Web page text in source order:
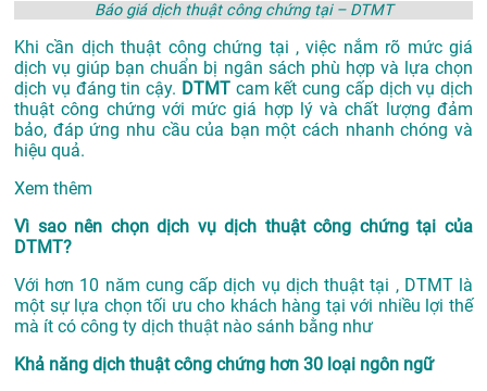
Báo giá dịch thuật công chứng tại – DTMT
Khi cần dịch thuật công chứng tại , việc nắm rõ mức giá
dịch vụ giúp bạn chuẩn bị ngân sách phù hợp và lựa chọn
dịch vụ đáng tin cậy. DTMT cam kết cung cấp dịch vụ dịch
thuật công chứng với mức giá hợp lý và chất lượng đảm
bảo, đáp ứng nhu cầu của bạn một cách nhanh chóng và
hiệu quả.
Xem thêm
Vì sao nên chọn dịch vụ dịch thuật công chứng tại của
DTMT?
Với hơn 10 năm cung cấp dịch vụ dịch thuật tại , DTMT là
một sự lựa chọn tối ưu cho khách hàng tại với nhiều lợi thế
mà ít có công ty dịch thuật nào sánh bằng như
Khả năng dịch thuật công chứng hơn 30 loại ngôn ngữ